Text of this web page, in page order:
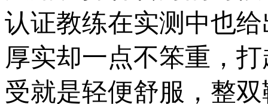
认证教练在实测中也
厚实却一点不笨重，
受就是轻便舒服，整